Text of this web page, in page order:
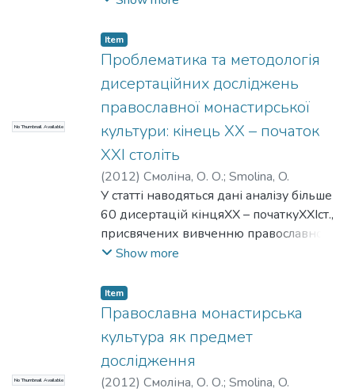
й молитовного", "князівського й
монастирського" і т.п. напрямків. Разом
з тим, ця проблема ще не набула
глибокого усвідомлення й не була
предметом спеціального наукового
розгляду. Щоб розмежувати культурні
відтінки спостережуваних двох типів
чернецтва, пропонується ввести для
їхнього позначення поняття "чернеча
культура" і "монастирська культура".
No Thumbnail Available
Item
Проблематика та методологія
дисертаційних досліджень
православної монастирської
культури: кінець ХХ – початок
ХХІ століть
(2012) Смоліна, О. О.; Smolina, O.
У статті наводяться дані аналізу більше
60 дисертацій кінцяХХ – початкуХХІст.,
присвячених вивченню православної
монастирської культури. Розглянуті
зроблений висновок щодо подальших
шляхів наукових досліджень
Show more
No Thumbnail Available
Item
Православна монастирська
культура як предмет
дослідження
(2012) Смоліна, О. О.; Smolina, O.